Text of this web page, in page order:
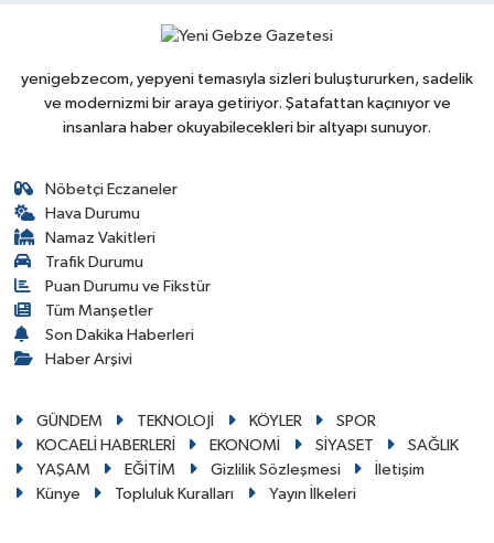
yenigebzecom, yepyeni temasıyla sizleri buluştururken, sadelik
ve modernizmi bir araya getiriyor. Şatafattan kaçınıyor ve
insanlara haber okuyabilecekleri bir altyapı sunuyor.
Nöbetçi Eczaneler
Hava Durumu
Namaz Vakitleri
Trafik Durumu
Puan Durumu ve Fikstür
Tüm Manşetler
Son Dakika Haberleri
Haber Arşivi
GÜNDEM TEKNOLOJİ KÖYLER
SPOR
KOCAELİ HABERLERİ
EKONOMİ SİYASET
SAĞLIK
YAŞAM
EĞİTİM Gizlilik Sözleşmesi
İletişim
Künye
Topluluk Kuralları Yayın İlkeleri